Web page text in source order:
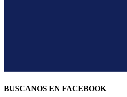
BUSCANOS EN FACEBOOK